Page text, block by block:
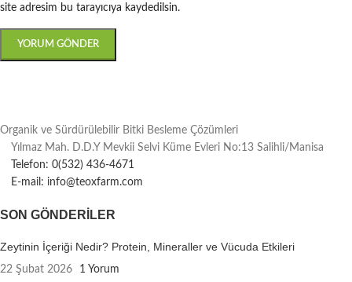
site adresim bu tarayıcıya kaydedilsin.
Organik ve Sürdürülebilir Bitki Besleme Çözümleri
Yılmaz Mah. D.D.Y Mevkii Selvi Küme Evleri No:13 Salihli/Manisa
Telefon: 0(532) 436-4671
E-mail: info@teoxfarm.com
SON GÖNDERILER
Zeytinin İçeriği Nedir? Protein, Mineraller ve Vücuda Etkileri
22 Şubat 2026 1 Yorum